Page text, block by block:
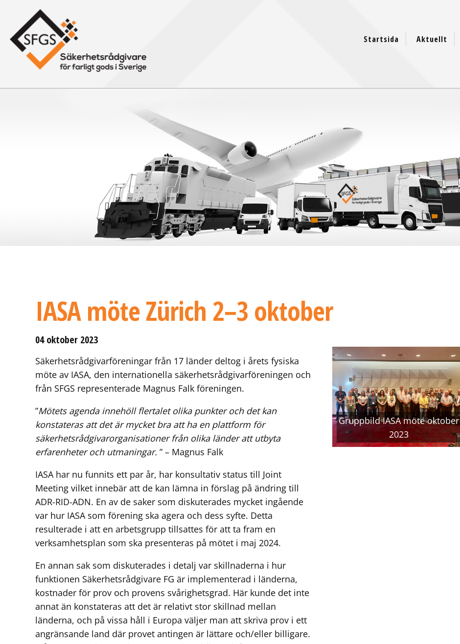
Startsida Aktuellt
IASA möte Zürich 2–3 oktober
04 oktober 2023
Säkerhetsrådgivarföreningar från 17 länder deltog i årets fysiska
möte av IASA, den internationella säkerhetsrådgivarföreningen och
från SFGS representerade Magnus Falk föreningen.
”Mötets agenda innehöll flertalet olika punkter och det kan
konstateras att det är mycket bra att ha en plattform för
säkerhetsrådgivarorganisationer från olika länder att utbyta
erfarenheter och utmaningar. ” – Magnus Falk
IASA har nu funnits ett par år, har konsultativ status till Joint
Meeting vilket innebär att de kan lämna in förslag på ändring till
ADR-RID-ADN. En av de saker som diskuterades mycket ingående
var hur IASA som förening ska agera och dess syfte. Detta
resulterade i att en arbetsgrupp tillsattes för att ta fram en
verksamhetsplan som ska presenteras på mötet i maj 2024.
En annan sak som diskuterades i detalj var skillnaderna i hur
funktionen Säkerhetsrådgivare FG är implementerad i länderna,
kostnader för prov och provens svårighetsgrad. Här kunde det inte
annat än konstateras att det är relativt stor skillnad mellan
länderna, och på vissa håll i Europa väljer man att skriva prov i ett
angränsande land där provet antingen är lättare och/eller billigare.
Gruppbild IASA möte oktober
2023